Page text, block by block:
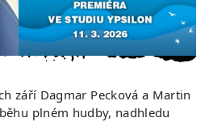
září Dagmar Pecková a Martin
plném hudby, nadhledu